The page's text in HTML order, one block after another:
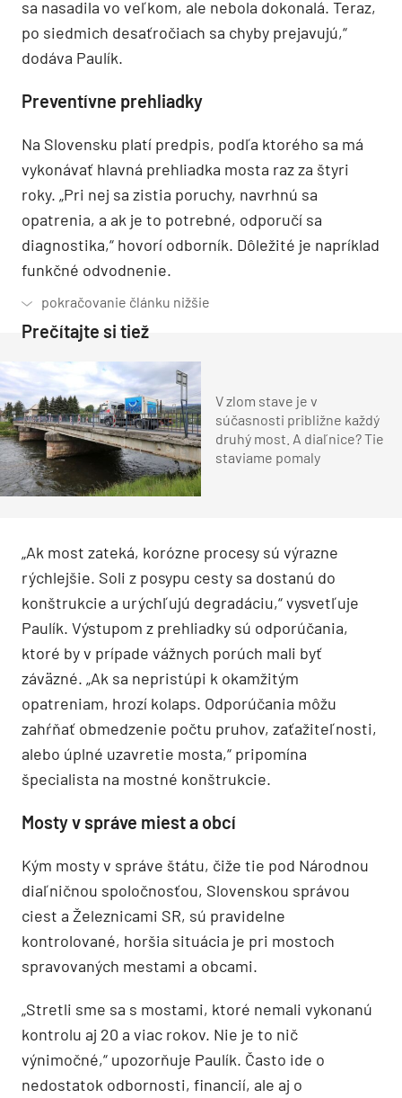
sa nasadila vo veľkom, ale nebola dokonalá. Teraz,
po siedmich desaťročiach sa chyby prejavujú,“
dodáva Paulík.
Preventívne prehliadky
Na Slovensku platí predpis, podľa ktorého sa má
vykonávať hlavná prehliadka mosta raz za štyri
roky. „Pri nej sa zistia poruchy, navrhnú sa
opatrenia, a ak je to potrebné, odporučí sa
diagnostika,“ hovorí odborník. Dôležité je napríklad
funkčné odvodnenie.
Prečítajte si tiež
V zlom stave je v
súčasnosti približne každý
druhý most. A diaľnice? Tie
staviame pomaly
„Ak most zateká, korózne procesy sú výrazne
rýchlejšie. Soli z posypu cesty sa dostanú do
konštrukcie a urýchľujú degradáciu,“ vysvetľuje
Paulík. Výstupom z prehliadky sú odporúčania,
ktoré by v prípade vážnych porúch mali byť
záväzné. „Ak sa nepristúpi k okamžitým
opatreniam, hrozí kolaps. Odporúčania môžu
zahŕňať obmedzenie počtu pruhov, zaťažiteľnosti,
alebo úplné uzavretie mosta,“ pripomína
špecialista na mostné konštrukcie.
Mosty v správe miest a obcí
Kým mosty v správe štátu, čiže tie pod Národnou
diaľničnou spoločnosťou, Slovenskou správou
ciest a Železnicami SR, sú pravidelne
kontrolované, horšia situácia je pri mostoch
spravovaných mestami a obcami.
„Stretli sme sa s mostami, ktoré nemali vykonanú
kontrolu aj 20 a viac rokov. Nie je to nič
výnimočné,“ upozorňuje Paulík. Často ide o
nedostatok odbornosti, financií, ale aj o